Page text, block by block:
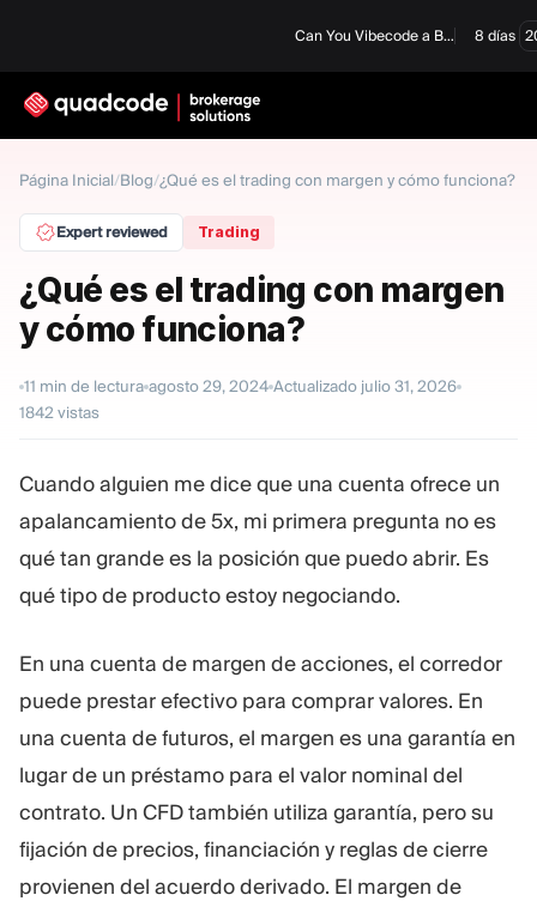
Can You Vibecode a Brokerage Platform? 8 días
Página Inicial/Blog/¿Qué es el trading con margen y cómo funciona?
Expert reviewed Trading
¿Qué es el trading con margen
y cómo funciona?
11 min de lectura agosto 29, 2024 Actualizado julio 31, 2026
1842vistas
Cuando alguien me dice que una cuenta ofrece un
apalancamiento de 5x, mi primera pregunta no es
qué tan grande es la posición que puedo abrir. Es
qué tipo de producto estoy negociando.
En una cuenta de margen de acciones, el corredor
puede prestar efectivo para comprar valores. En
una cuenta de futuros, el margen es una garantía en
lugar de un préstamo para el valor nominal del
contrato. Un CFD también utiliza garantía, pero su
fijación de precios, financiación y reglas de cierre
provienen del acuerdo derivado. El margen de
Español
Solución Llave En Mano
Forex / CFD
MÓDULOS
Plataforma De Trading
Guía de marketing
Blog
Glosario
Tutoriales en vídeo
Calculadora
Plan de negocio